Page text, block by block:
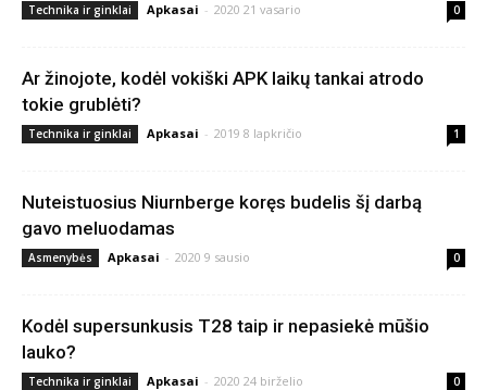
Technika ir ginklai Apkasai - 2020 21 vasario 0
Ar žinojote, kodėl vokiški APK laikų tankai atrodo
tokie grublėti?
Technika ir ginklai Apkasai - 2019 8 lapkričio 1
Nuteistuosius Niurnberge koręs budelis šį darbą
gavo meluodamas
Asmenybės Apkasai - 2020 9 sausio 0
Kodėl supersunkusis T28 taip ir nepasiekė mūšio
lauko?
Technika ir ginklai Apkasai - 2020 24 birželio 0